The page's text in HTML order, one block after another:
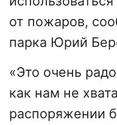
от пожаров,
парка Юрий
«Это очень
как нам не
распоряжении